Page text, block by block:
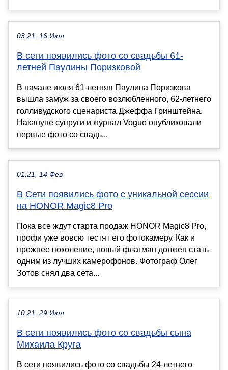
03:21, 16 Июл
В сети появились фото со свадьбы 61-
летней Паулины Поризковой
В начале июля 61-летняя Паулина Поризкова
вышла замуж за своего возлюбленного, 62-летнего
голливудского сценариста Джеффа Гринштейна.
Накануне супруги и журнал Vogue опубликовали
первые фото со свадь...
01:21, 14 Фев
В Сети появились фото с уникальной сессии
на HONOR Magic8 Pro
Пока все ждут старта продаж HONOR Magic8 Pro,
профи уже вовсю тестят его фотокамеру. Как и
прежнее поколение, новый флагман должен стать
одним из лучших камерофонов. Фотограф Олег
Зотов снял два сета...
10:21, 29 Июл
В сети появились фото со свадьбы сына
Михаила Круга
В сети появились фото со свадьбы 24-летнего